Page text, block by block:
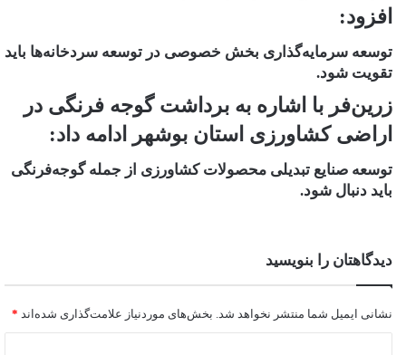
افزود:
توسعه سرمایه‌گذاری بخش خصوصی در توسعه سردخانه‌ها باید
تقویت شود.
زرین‌فر با اشاره به برداشت گوجه فرنگی در
اراضی کشاورزی استان بوشهر ادامه داد:
توسعه صنایع تبدیلی محصولات کشاورزی از جمله گوجه‌فرنگی
باید دنبال شود.
دیدگاهتان را بنویسید
نشانی ایمیل شما منتشر نخواهد شد. بخش‌های موردنیاز علامت‌گذاری شده‌اند *